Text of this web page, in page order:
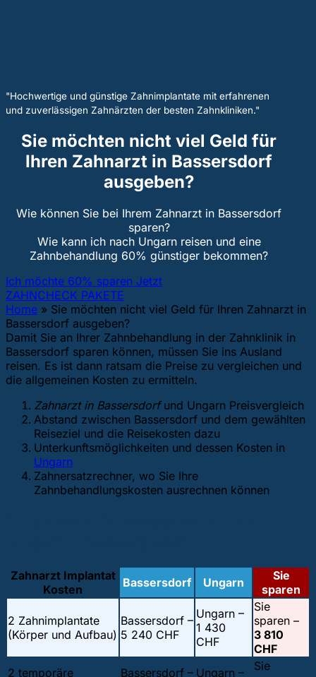
"Hochwertige und günstige Zahnimplantate mit erfahrenen
und zuverlässigen Zahnärzten der besten Zahnkliniken."
Sie möchten nicht viel Geld für
Ihren Zahnarzt in Bassersdorf
ausgeben?
Wie können Sie bei Ihrem Zahnarzt in Bassersdorf
sparen?
Wie kann ich nach Ungarn reisen und eine
Zahnbehandlung 60% günstiger bekommen?
Ich möchte 60% sparen Jetzt
ZAHNCHECK PAKETE
Home » Sie möchten nicht viel Geld für Ihren Zahnarzt in
Bassersdorf ausgeben?
Damit Sie an Ihrer Zahnbehandlung in der Zahnklinik in
Bassersdorf sparen können, müssen Sie ins Ausland
reisen. Es ist dann ratsam die Preise zu vergleichen und
die allgemeinen Kosten zu ermitteln.
Zahnarzt in Bassersdorfund Ungarn Preisvergleich
Abstand zwischen Bassersdorf und dem gewählten
Reiseziel und die Reisekosten dazu
Unterkunftsmöglichkeiten und dessen Kosten in
Ungarn
Zahnersatzrechner, wo Sie Ihre
Zahnbehandlungskosten ausrechnen können
Zahnarzt Implantat
Kosten
Bassersdorf Ungarn
Sie
sparen
2 Zahnimplantate
(Körper und Aufbau)
Bassersdorf –
5 240 CHF
Ungarn –
1 430
CHF
Sie
sparen –
3 810
CHF
2 temporäre
Bassersdorf – Ungarn –
Sie